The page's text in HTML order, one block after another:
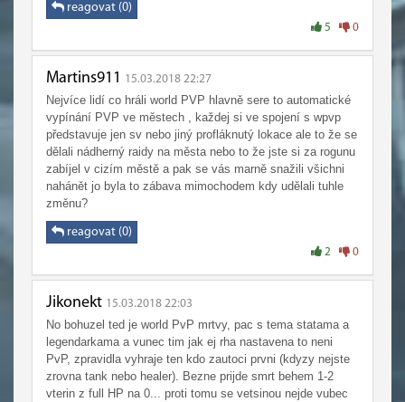
reagovat (0)
5 0
Martins911 15.03.2018 22:27
Nejvíce lidí co hráli world PVP hlavně sere to automatické
vypínání PVP ve městech , každej si ve spojení s wpvp
představuje jen sv nebo jiný profláknutý lokace ale to že se
dělali nádherný raidy na města nebo to že jste si za rogunu
zabíjel v cizím městě a pak se vás marně snažili všichni
nahánět jo byla to zábava mimochodem kdy udělali tuhle
změnu?
reagovat (0)
2 0
Jikonekt 15.03.2018 22:03
No bohuzel ted je world PvP mrtvy, pac s tema statama a
legendarkama a vunec tim jak ej rha nastavena to neni
PvP, zpravidla vyhraje ten kdo zautoci prvni (kdyzy nejste
zrovna tank nebo healer). Bezne prijde smrt behem 1-2
vterin z full HP na 0... proti tomu se vetsinou nejde vubec